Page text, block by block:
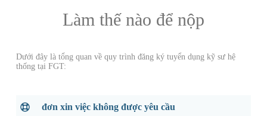
Làm thế nào để nộp
Dưới đây là tổng quan về quy trình đăng ký tuyển dụng kỹ sư hệ
thống tại FGT:
đơn xin việc không được yêu cầu